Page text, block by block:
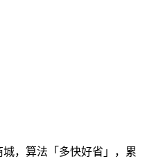
，算法「多快好省」，累